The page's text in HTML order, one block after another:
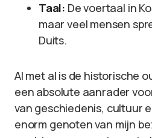
Taal: De voertaal in
maar veel mensen
Duits.
Al met al is de historische
een absolute aanrader
van geschiedenis, cultuur
enorm genoten van mijn